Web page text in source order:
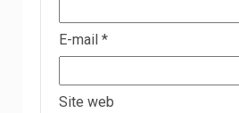
E-mail *
Site web